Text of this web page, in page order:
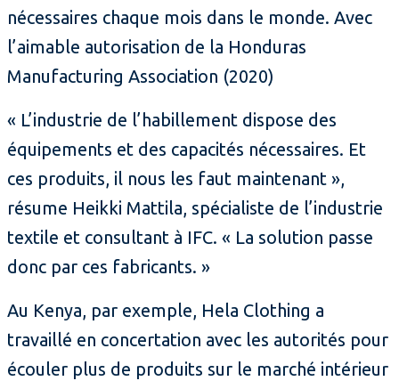
nécessaires chaque mois dans le monde. Avec
l’aimable autorisation de la Honduras
Manufacturing Association (2020)
« L’industrie de l’habillement dispose des
équipements et des capacités nécessaires. Et
ces produits, il nous les faut maintenant »,
résume Heikki Mattila, spécialiste de l’industrie
textile et consultant à IFC. « La solution passe
donc par ces fabricants. »
Au Kenya, par exemple, Hela Clothing a
travaillé en concertation avec les autorités pour
écouler plus de produits sur le marché intérieur